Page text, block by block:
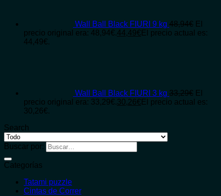
Wall Ball Black FIURI 9 kg 48,94€ El
precio original era: 48,94€.44,49€ El precio actual es:
44,49€.
Wall Ball Black FIURI 3 kg 33,29€ El
precio original era: 33,29€.30,26€ El precio actual es:
30,26€.
Search
Buscar por:
Categorías
Tatami puzzle
Cintas de Correr